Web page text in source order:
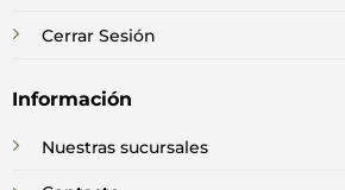
Cerrar Sesión
Información
Nuestras sucursales